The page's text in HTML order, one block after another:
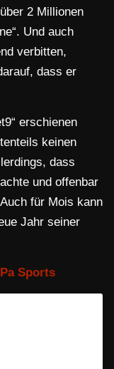
2 Millionen
Und auch
verbitten,
dass er
erschienen
keinen
dass
und offenbar
für Mois kann
Jahr seiner
Pa Sports